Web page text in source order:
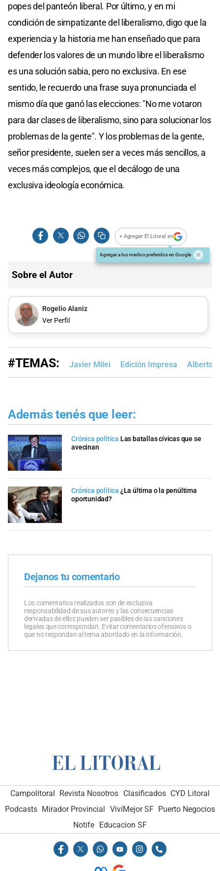
popes del panteón liberal. Por último, y en mi
condición de simpatizante del liberalismo, digo que la
experiencia y la historia me han enseñado que para
defender los valores de un mundo libre el liberalismo
es una solución sabia, pero no exclusiva. En ese
sentido, le recuerdo una frase suya pronunciada el
mismo día que ganó las elecciones: "No me votaron
para dar clases de liberalismo, sino para solucionar los
problemas de la gente". Y los problemas de la gente,
señor presidente, suelen ser a veces más sencillos, a
veces más complejos, que el decálogo de una
exclusiva ideología económica.
+ Agregar El Litoral en
Agregar a tus medios preferidos en Google
Sobre el Autor
Rogelio Alaniz
Ver Perfil
#TEMAS: Javier Milei Edición Impresa Alberto
Además tenés que leer:
Crónica política Las batallas cívicas que se
avecinan
Crónica política ¿La última o la penúltima
oportunidad?
Dejanos tu comentario
Los comentarios realizados son de exclusiva
responsabilidad de sus autores y las consecuencias
derivadas de ellos pueden ser pasibles de las sanciones
legales que correspondan. Evitar comentarios ofensivos o
que no respondan al tema abordado en la información.
Campolitoral Revista Nosotros Clasificados CYD Litoral
Podcasts Mirador Provincial VivíMejor SF Puerto Negocios
Notife
Educacion SF